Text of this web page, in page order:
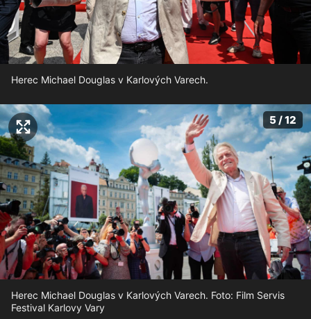
Herec Michael Douglas v Karlových Varech.
5 / 12
Herec Michael Douglas v Karlových Varech. Foto: Film Servis
Festival Karlovy Vary